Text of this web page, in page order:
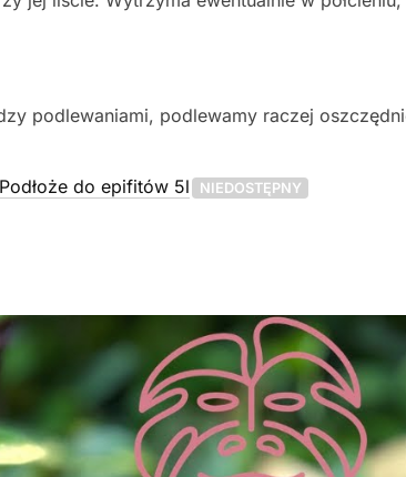
podlewaniami, podlewamy raczej
Podłoże do epifitów 5l NIEDOSTĘPNY